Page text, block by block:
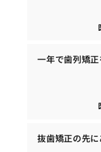
一年で歯列矯
抜歯矯正の先